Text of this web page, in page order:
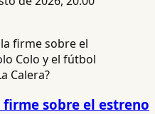
sobre el estreno